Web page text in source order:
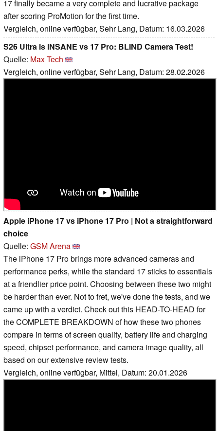
17 finally became a very complete and lucrative package
after scoring ProMotion for the first time.
Vergleich, online verfügbar, Sehr Lang, Datum: 16.03.2026
S26 Ultra is INSANE vs 17 Pro: BLIND Camera Test!
Quelle: Max Tech
Vergleich, online verfügbar, Sehr Lang, Datum: 28.02.2026
Apple iPhone 17 vs iPhone 17 Pro | Not a straightforward
choice
Quelle: GSM Arena
The iPhone 17 Pro brings more advanced cameras and
performance perks, while the standard 17 sticks to essentials
at a friendlier price point. Choosing between these two might
be harder than ever. Not to fret, we've done the tests, and we
came up with a verdict. Check out this HEAD-TO-HEAD for
the COMPLETE BREAKDOWN of how these two phones
compare in terms of screen quality, battery life and charging
speed, chipset performance, and camera image quality, all
based on our extensive review tests.
Vergleich, online verfügbar, Mittel, Datum: 20.01.2026